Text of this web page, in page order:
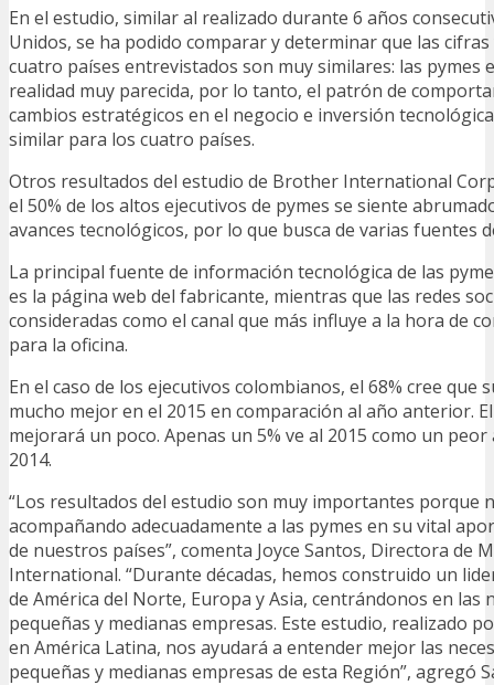
En el estudio, similar al realizado durante 6 años
Unidos, se ha podido comparar y determinar que las
cuatro países entrevistados son muy similares: las pymes
realidad muy parecida, por lo tanto, el patrón de
cambios estratégicos en el negocio e inversión
similar para los cuatro países.
Otros resultados del estudio de Brother International
el 50% de los altos ejecutivos de pymes se siente
avances tecnológicos, por lo que busca de varias fuentes
La principal fuente de información tecnológica de las
es la página web del fabricante, mientras que las redes
consideradas como el canal que más influye a la hora de
para la oficina.
En el caso de los ejecutivos colombianos, el 68% cree que
mucho mejor en el 2015 en comparación al año anterior.
mejorará un poco. Apenas un 5% ve al 2015 como un
2014.
“Los resultados del estudio son muy importantes porque
acompañando adecuadamente a las pymes en su vital
de nuestros países”, comenta Joyce Santos, Directora de
International. “Durante décadas, hemos construido un
de América del Norte, Europa y Asia, centrándonos en las
pequeñas y medianas empresas. Este estudio, realizado
en América Latina, nos ayudará a entender mejor las
pequeñas y medianas empresas de esta Región”, agregó